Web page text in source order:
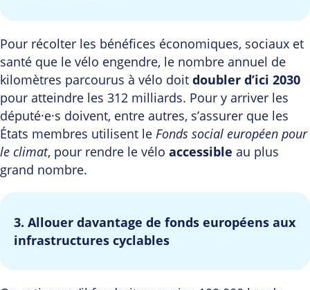
Pour récolter les bénéfices économiques, sociaux et
santé que le vélo engendre, le nombre annuel de
kilomètres parcourus à vélo doit doubler d’ici 2030
pour atteindre les 312 milliards. Pour y arriver les
député·e·s doivent, entre autres, s’assurer que les
États membres utilisent le Fonds social européen pour
le climat, pour rendre le vélo accessible au plus
grand nombre.
3. Allouer davantage de fonds européens aux
infrastructures cyclables